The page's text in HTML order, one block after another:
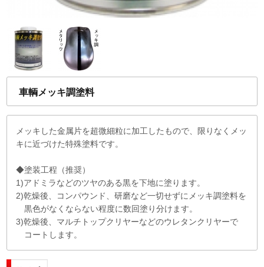
車輌メッキ調塗料
メッキした金属片を超微細粒に加工したもので、限りなくメッ
キに近づけた特殊塗料です。
◆塗装工程（推奨）
1)アドミラなどのツヤのある黒を下地に塗ります。
2)乾燥後、コンパウンド、研磨など一切せずにメッキ調塗料を
黒色がなくならない程度に数回塗り分けます。
3)乾燥後、マルチトップクリヤーなどのウレタンクリヤーで
コートします。